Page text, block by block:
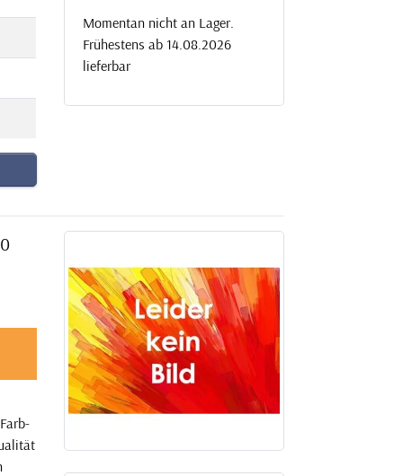
Momentan nicht an Lager.
Frühestens ab 14.08.2026
lieferbar